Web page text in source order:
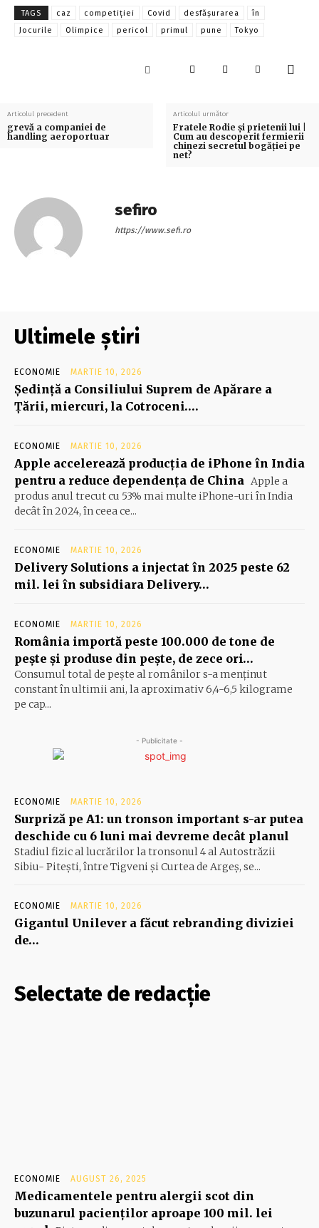
TAGS caz competiției Covid desfășurarea
în
Jocurile
Olimpice pericol primul pune Tokyo
Articolul precedent
grevă a companiei de
handling aeroportuar
Articolul următor
Fratele Rodie și prietenii lui |
Cum au descoperit fermierii
chinezi secretul bogăției pe
net?
sefiro
https://www.sefi.ro
Ultimele știri
ECONOMIE MARTIE 10, 2026
Şedinţă a Consiliului Suprem de Apărare a
Ţării, miercuri, la Cotroceni….
ECONOMIE MARTIE 10, 2026
Apple accelerează producția de iPhone în India
pentru a reduce dependența de China Apple a
produs anul trecut cu 53% mai multe iPhone-uri în India
decât în 2024, în ceea ce...
ECONOMIE MARTIE 10, 2026
Delivery Solutions a injectat în 2025 peste 62
mil. lei în subsidiara Delivery…
ECONOMIE MARTIE 10, 2026
România importă peste 100.000 de tone de
peşte şi produse din peşte, de zece ori…
Consumul total de peşte al ro­mâ­nilor s-a menţinut
constant în ul­timii ani, la aproximativ 6,4-6,5 ki­lograme
pe cap...
- Publicitate -
ECONOMIE MARTIE 10, 2026
Surpriză pe A1: un tronson important s-ar putea
deschide cu 6 luni mai devreme decât planul
Stadiul fizic al lucrărilor la tronsonul 4 al Autostrăzii
Sibiu- Piteşti, între Tigveni şi Curtea de Argeş, se...
ECONOMIE MARTIE 10, 2026
Gigantul Unilever a făcut rebranding diviziei
de…
Selectate de redacție
ECONOMIE AUGUST 26, 2025
Medicamentele pentru alergii scot din
buzunarul pacienţilor aproape 100 mil. lei